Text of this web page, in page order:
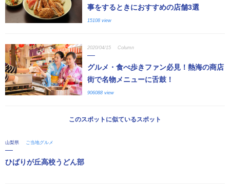
事をするときにおすすめの店舗3選
15108 view
2020/04/15 Column
グルメ・食べ歩きファン必見！熱海の商店
街で名物メニューに舌鼓！
906088 view
このスポットに似ているスポット
山梨県 ご当地グルメ
ひばりが丘高校うどん部